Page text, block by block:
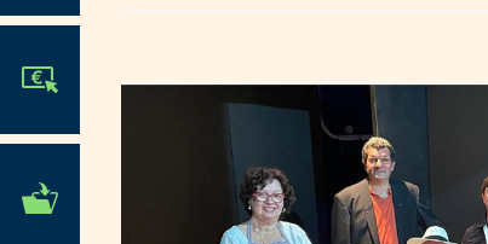
JE PARTICIPE !
MES DÉMARCHES
ADMINISTRATIVES